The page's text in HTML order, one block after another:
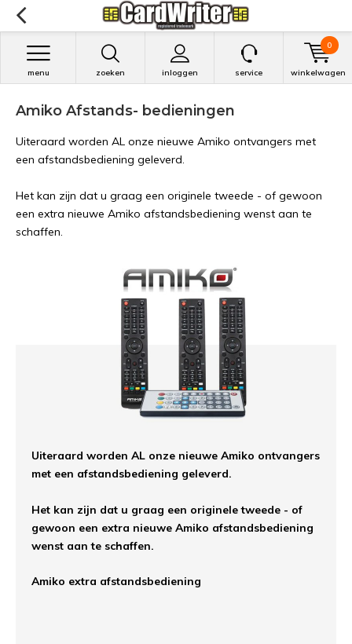
zoeken inloggen
menu service winkelwagen
0
Amiko Afstands- bedieningen
Uiteraard worden AL onze nieuwe Amiko ontvangers met
een afstandsbediening geleverd.
Het kan zijn dat u graag een originele tweede - of gewoon
een extra nieuwe Amiko afstandsbediening wenst aan te
schaffen.
Uiteraard worden AL onze nieuwe Amiko ontvangers
met een afstandsbediening geleverd.
Het kan zijn dat u graag een originele tweede - of
gewoon een extra nieuwe Amiko afstandsbediening
wenst aan te schaffen.
Amiko extra afstandsbediening